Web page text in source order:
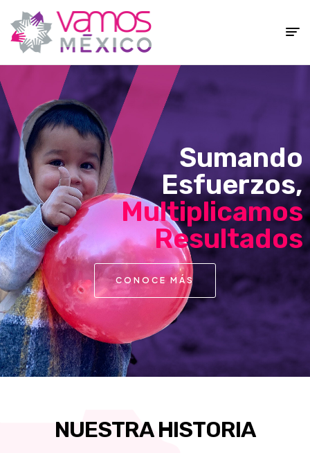
Fundación
Vamos
México
Sumando
Esfuerzos,
Multiplicamos
Resultados
CONOCE MÁS
NUESTRA HISTORIA